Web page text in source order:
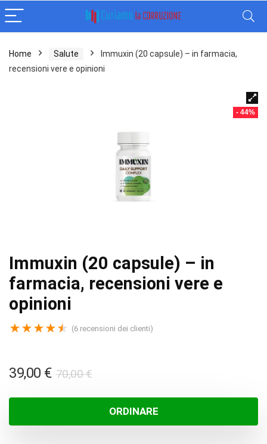
Home Salute
Immuxin (20 capsule) – in farmacia,
recensioni vere e opinioni
- 44%
Immuxin (20 capsule) – in
farmacia, recensioni vere e
opinioni
★★★★★ (6 recensioni dei clienti)
70,00€Il
originale
era:
39,00 €
Il
attuale
è:
ORDINARE